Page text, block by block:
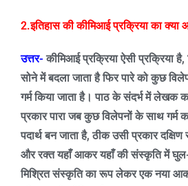
2.इतिहास की कीमिआई प्रक्रिया का
उत्तर- कीमिआई प्रक्रिया ऐसी प्रक्रिया है,
सोने में बदला जाता है फिर पारे को कुछ
गर्म किया जाता है। पाठ के संदर्भ में लेखक
प्रकार पारा जब कुछ विलेपनों के साथ
पदार्थ बन जाता है,ठीक उसी प्रकार
और रक्त यहाँ आकर यहाँ की संस्कृति में
मिश्रित संस्कृति का रूप लेकर एक नया